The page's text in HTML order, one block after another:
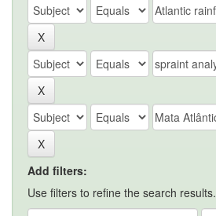
Add filters:
Use filters to refine the search results.